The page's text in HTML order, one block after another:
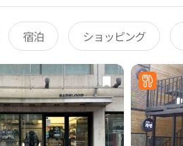
宿泊 ショッピング